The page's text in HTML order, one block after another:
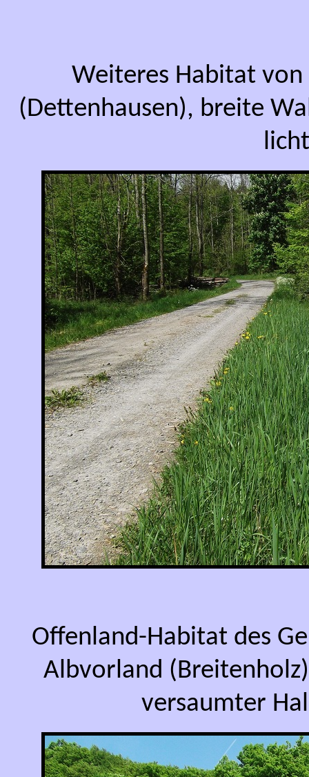
Weiteres Habitat von
(Dettenhausen), breite
Offenland-Habitat des
Albvorland
versaumter